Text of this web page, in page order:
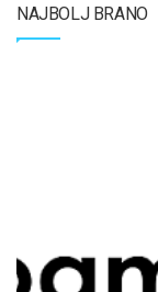
NAJBOLJ BRANO